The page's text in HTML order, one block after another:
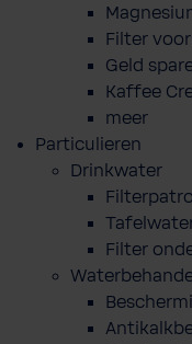
Filter
Geld
Kaffee
meer
Particulieren
Drinkwater
Filter